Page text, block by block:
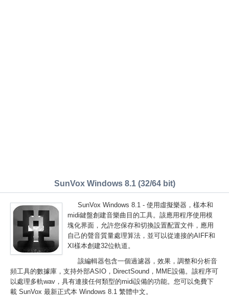
SunVox Windows 8.1 (32/64 bit)
SunVox Windows 8.1 - 使用虛擬樂器，樣本和
midi鍵盤創建音樂曲目的工具。該應用程序使用模
塊化界面，允許您保存和切換設置配置文件，應用
自己的聲音質量處理算法，並可以從連接的AIFF和
XI樣本創建32位軌道。
該編輯器包含一個過濾器，效果，調整和分析音
頻工具的數據庫，支持外部ASIO，DirectSound，MME設備。該程序可
以處理多軌wav，具有連接任何類型的midi設備的功能。您可以免費下
載 SunVox 最新正式本 Windows 8.1 繁體中文。